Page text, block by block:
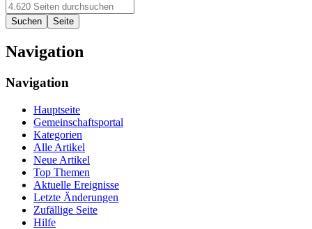
Navigation
Navigation
Hauptseite
Gemeinschaftsportal
Kategorien
Alle Artikel
Neue Artikel
Top Themen
Aktuelle Ereignisse
Letzte Änderungen
Zufällige Seite
Hilfe